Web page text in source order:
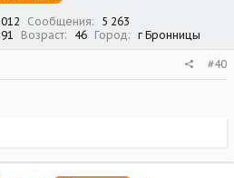
Сообщения
5 263
Возраст 46 Город г Бронницы
#40